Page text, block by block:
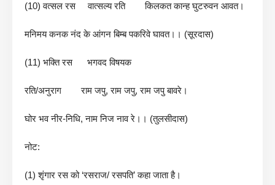
(10) वत्सल रस वात्सल्य रति किलकत कान्ह घुटरुवन आवत।
मनिमय कनक नंद के आंगन बिम्ब पकरिवे घावत।। (सूरदास)
(11) भक्ति रस भगवद विषयक
रति/अनुराग राम जपु, राम जपु, राम जपु बावरे।
घोर भव नीर-निधि, नाम निज नाव रे।। (तुलसीदास)
नोट:
(1) शृंगार रस को ‘रसराज/ रसपति’ कहा जाता है।